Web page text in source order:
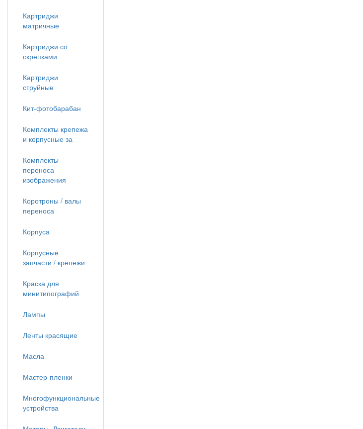
Картриджи
матричные
Картриджи со
скрепками
Картриджи
струйные
Кит-фотобарабан
Комплекты крепежа
и корпусные за
Комплекты
переноса
изображения
Коротроны / валы
переноса
Корпуса
Корпусные
запчасти / крепежи
Краска для
минитипографий
Лампы
Ленты красящие
Масла
Мастер-пленки
Многофункциональные
устройства